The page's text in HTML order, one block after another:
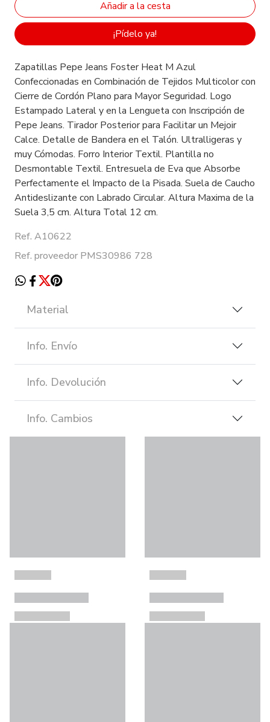
¡Pídelo ya!
Zapatillas Pepe Jeans Foster Heat M Azul
Confeccionadas en Combinación de Tejidos Multicolor con
Cierre de Cordón Plano para Mayor Seguridad. Logo
Estampado Lateral y en la Lengueta con Inscripción de
Pepe Jeans. Tirador Posterior para Facilitar un Mejoir
Calce. Detalle de Bandera en el Talón. Ultralligeras y
muy Cómodas. Forro Interior Textil. Plantilla no
Desmontable Textil. Entresuela de Eva que Absorbe
Perfectamente el Impacto de la Pisada. Suela de Caucho
Antideslizante con Labrado Circular. Altura Maxima de la
Suela 3,5 cm. Altura Total 12 cm.
Ref. A10622
Ref. proveedor PMS30986 728
Material
Info. Envío
Info. Devolución
Info. Cambios